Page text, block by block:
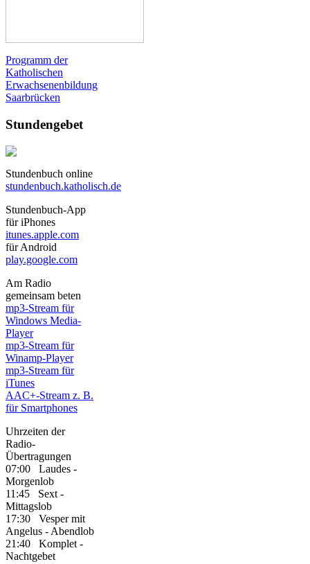
Programm der
Katholischen
Erwachsenenbildung
Saarbrücken
Stundengebet
Stundenbuch online
stundenbuch.katholisch.de
Stundenbuch-App
für iPhones
itunes.apple.com
für Android
play.google.com
Am Radio
gemeinsam beten
mp3-Stream für
Windows Media-
Player
mp3-Stream für
Winamp-Player
mp3-Stream für
iTunes
AAC+-Stream z. B.
für Smartphones
Uhrzeiten der
Radio-
Übertragungen
07:00 Laudes -
Morgenlob
11:45 Sext -
Mittagslob
17:30 Vesper mit
Angelus - Abendlob
21:40 Komplet -
Nachtgebet